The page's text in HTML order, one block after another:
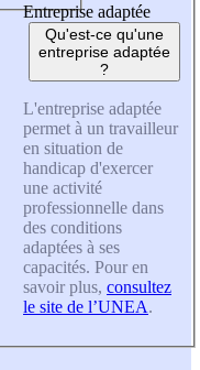
Entreprise adaptée
Qu'est-ce qu'une
entreprise adaptée
?
L'entreprise adaptée
permet à un travailleur
en situation de
handicap d'exercer
une activité
professionnelle dans
des conditions
adaptées à ses
capacités. Pour en
savoir plus, consultez
le site de l’UNEA.